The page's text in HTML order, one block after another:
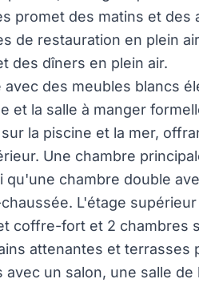
promet des matins et des
de restauration en plein
des dîners en plein air.
des meubles blancs
et la salle à manger
la piscine et la mer,
Une chambre
qu'une chambre double
L'étage
coffre-fort et 2 chambres
attenantes et terrasses
avec un salon, une salle